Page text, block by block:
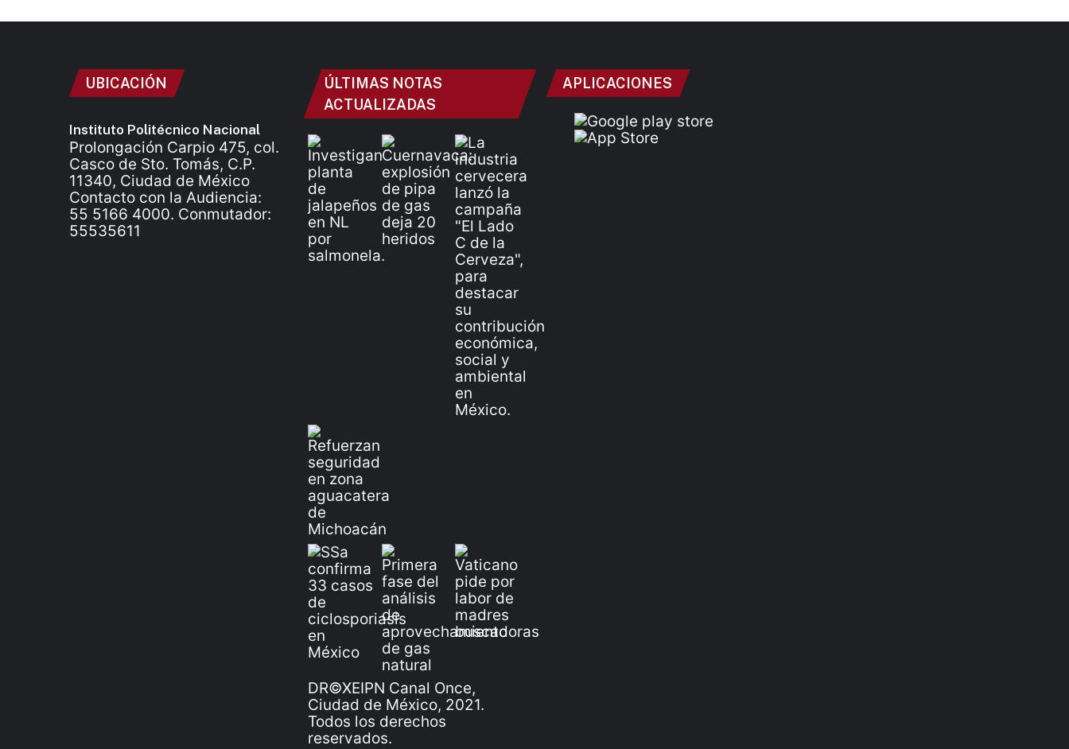
UBICACIÓN
Instituto Politécnico Nacional
Prolongación Carpio 475, col.
Casco de Sto. Tomás, C.P.
11340, Ciudad de México
Contacto con la Audiencia:
55 5166 4000. Conmutador:
55535611
ÚLTIMAS NOTAS
ACTUALIZADAS
DR©XEIPN Canal Once,
Ciudad de México, 2021.
Todos los derechos
reservados.
APLICACIONES